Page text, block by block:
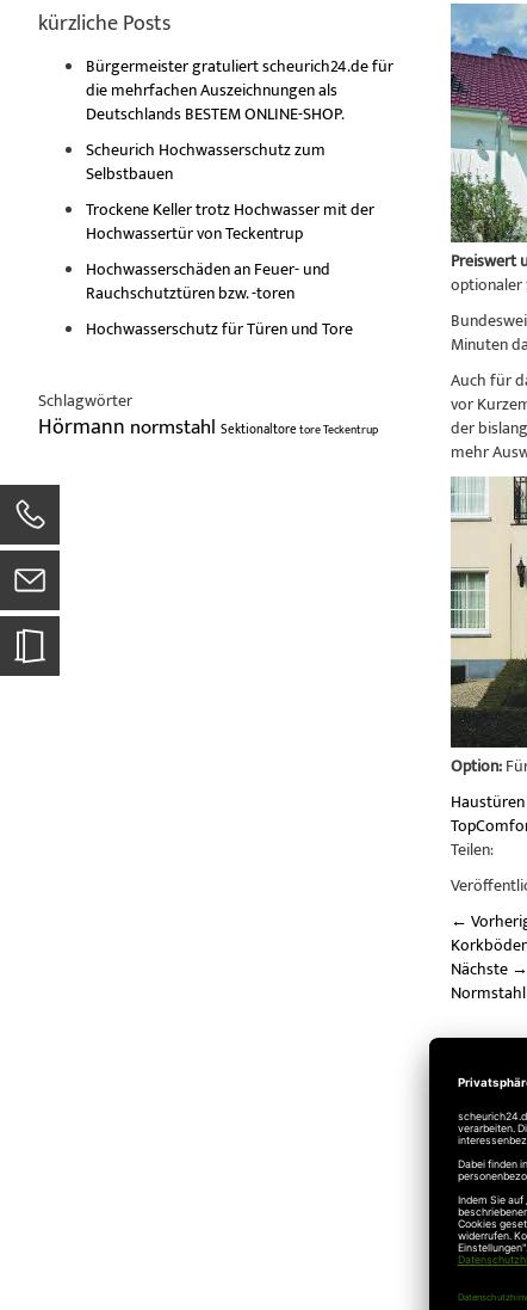
Preiswert
Minuten
Auch für
vor
der
mehr
Option:
Haustüren
Teilen:
←
Nächste →
kürzliche Posts
Bürgermeister gratuliert scheurich24.de für
die mehrfachen Auszeichnungen als
Deutschlands BESTEM ONLINE-SHOP.
Scheurich Hochwasserschutz zum
Selbstbauen
Trockene Keller trotz Hochwasser mit der
Hochwassertür von Teckentrup
Hochwasserschäden an Feuer- und
Rauchschutztüren bzw. -toren
Hochwasserschutz für Türen und Tore
Schlagwörter
Hörmann normstahl SektionaltoretoreTeckentrup